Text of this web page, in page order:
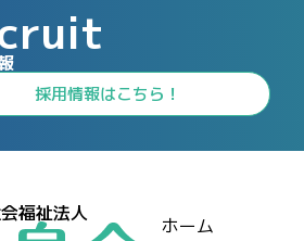
⁩採用情報⁩はこちら！
福祉法人
ホーム